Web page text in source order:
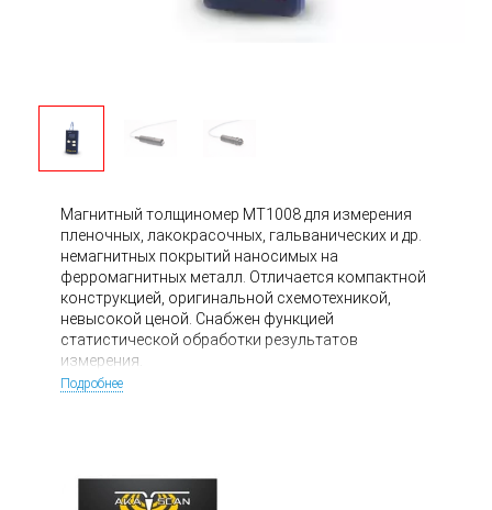
Магнитный толщиномер МТ1008 для измерения
пленочных, лакокрасочных, гальванических и др.
немагнитных покрытий наносимых на
ферромагнитных металл. Отличается компактной
конструкцией, оригинальной схемотехникой,
невысокой ценой. Снабжен функцией
статистической обработки результатов
измерения.
Подробнее